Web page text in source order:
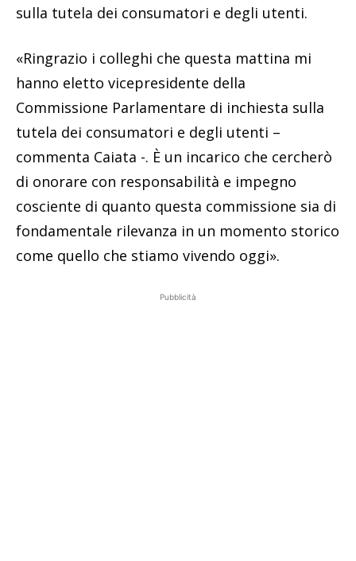
sulla tutela dei consumatori e degli utenti.
«Ringrazio i colleghi che questa mattina mi
hanno eletto vicepresidente della
Commissione Parlamentare di inchiesta sulla
tutela dei consumatori e degli utenti –
commenta Caiata -. È un incarico che cercherò
di onorare con responsabilità e impegno
cosciente di quanto questa commissione sia di
fondamentale rilevanza in un momento storico
come quello che stiamo vivendo oggi».
Pubblicità